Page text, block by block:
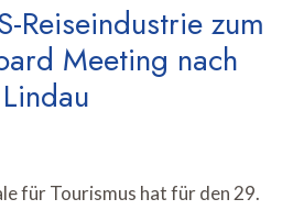
Reiseindustrie zum
Meeting nach
Lindau
für Tourismus hat für den 29.